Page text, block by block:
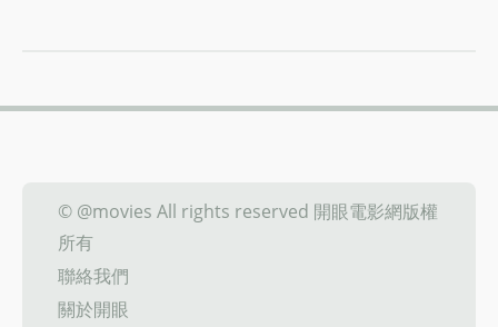
© @movies All rights reserved 開眼電影網版權
所有
聯絡我們
關於開眼